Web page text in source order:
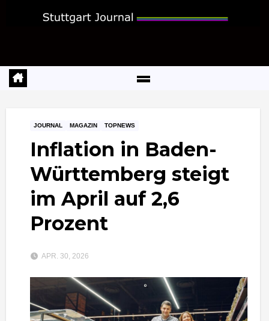
JOURNAL MAGAZIN TOPNEWS
Inflation in Baden-
Württemberg steigt
im April auf 2,6
Prozent
APR. 30, 2026